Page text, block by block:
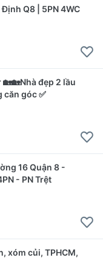
Q8 | 5PN 4WC
🏡🏡Nhà đẹp 2 lầu
căn góc ✅
16 Quận 8 -
- PN Trệt
xóm củi, TPHCM,